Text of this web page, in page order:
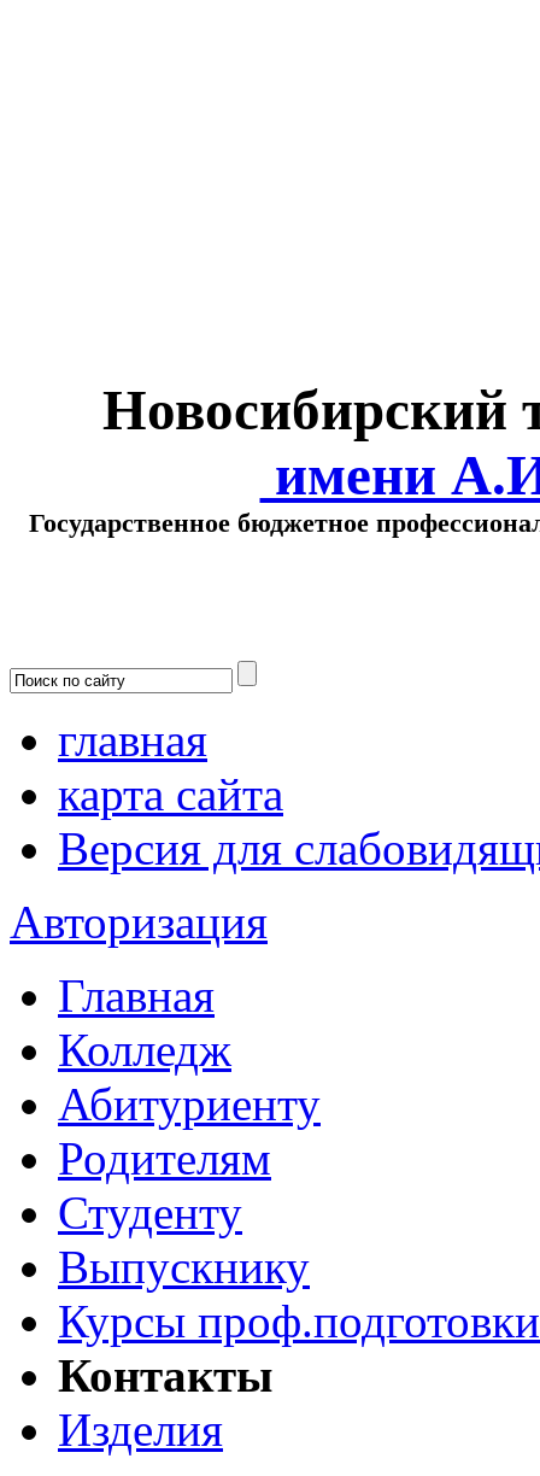
Новосибирский
имени
Государственное бюджетное
главная
карта сайта
Версия для
Авторизация
Главная
Колледж
Абитуриенту
Родителям
Студенту
Выпускнику
Курсы проф.подготовки
Контакты
Изделия